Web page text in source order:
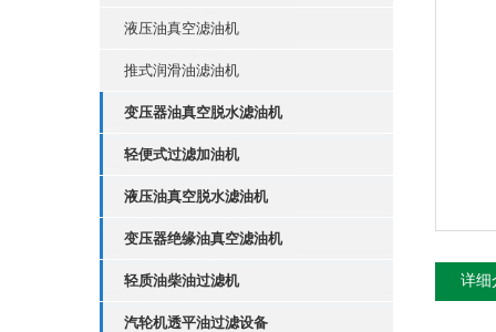
液压油真空滤油机
推式润滑油滤油机
变压器油真空脱水滤油机
轻便式过滤加油机
液压油真空脱水滤油机
变压器绝缘油真空滤油机
轻质油柴油过滤机
汽轮机透平油过滤设备
详细